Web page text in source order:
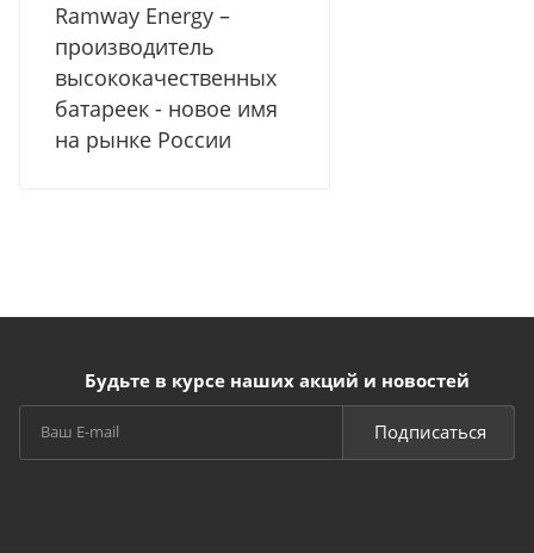
Ramway Energy –
производитель
высококачественных
батареек - новое имя
на рынке России
Будьте в курсе наших акций и новостей
Подписаться